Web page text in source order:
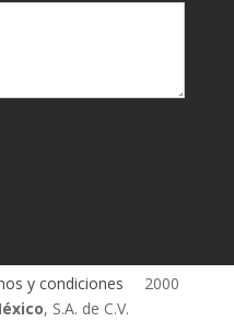
y condiciones
2000
, S.A. de C.V.